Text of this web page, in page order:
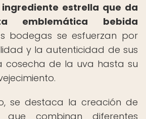
estrella que da
emblemática bebida
bodegas se esfuerzan por
y la autenticidad de sus
cosecha de la uva hasta su
se destaca la creación de
que combinan diferentes